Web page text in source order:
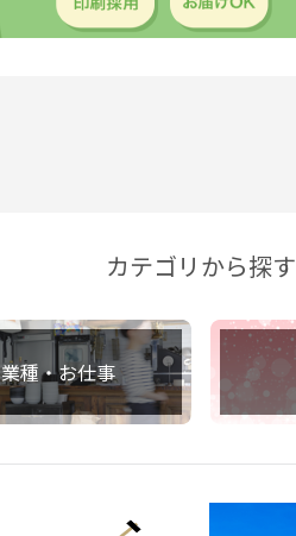
カテゴリから探す
業種・お仕事